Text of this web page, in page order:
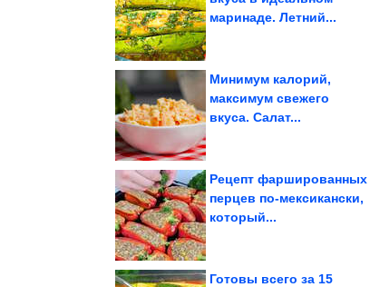
маринаде. Летний...
Минимум калорий,
максимум свежего
вкуса. Салат...
Рецепт фаршированных
перцев по-мексикански,
который...
Готовы всего за 15